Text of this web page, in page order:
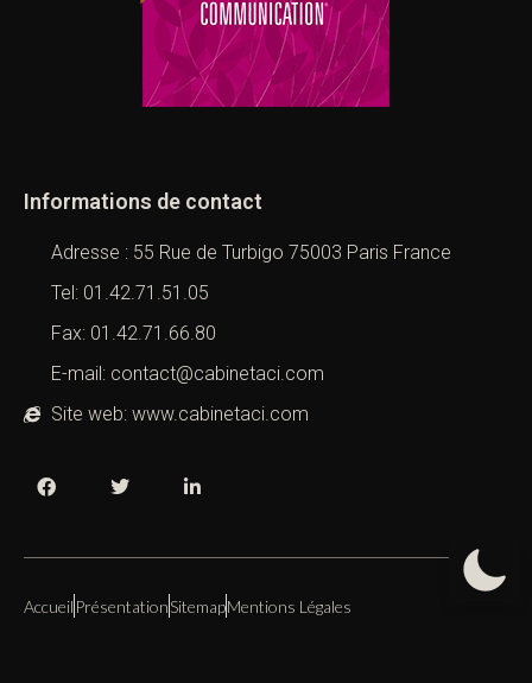
Informations de contact
Adresse : 55 Rue de Turbigo 75003 Paris France
Tel: 01.42.71.51.05
Fax: 01.42.71.66.80
E-mail: contact@cabinetaci.com
Site web: www.cabinetaci.com
Accueil PrésentationSitemapMentions Légales